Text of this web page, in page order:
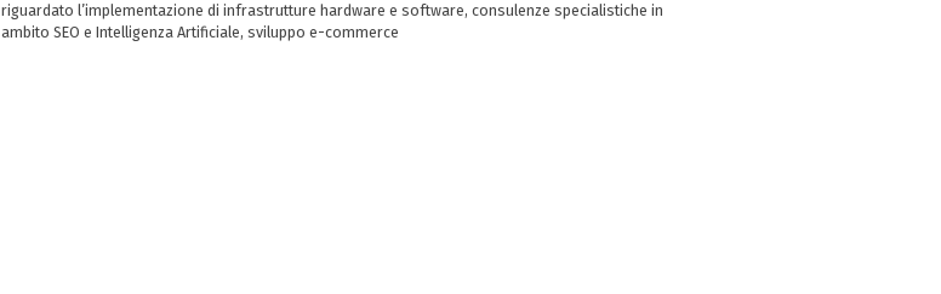
riguardato l’implementazione di infrastrutture hardware e software, consulenze specialistiche in
ambito SEO e Intelligenza Artificiale, sviluppo e-commerce